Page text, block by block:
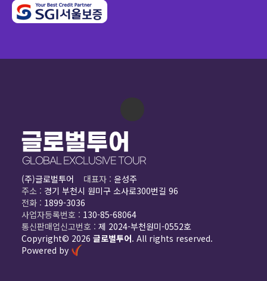
(주)글로벌투어 대표자 : 윤성주
주소 : 경기 부천시 원미구 소사로300번길 96
전화 : 1899-3036
사업자등록번호 : 130-85-68064
통신판매업신고번호 : 제 2024-부천원미-0552호
Copyright© 2026 글로벌투어. All rights reserved.
Powered by